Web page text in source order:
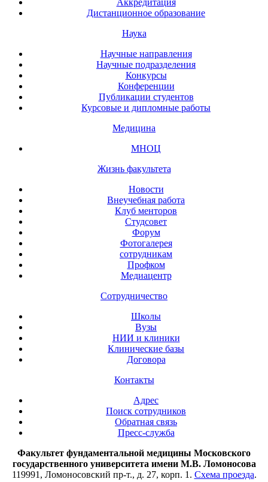
Аккредитация
Дистанционное образование
Наука
Научные направления
Научные подразделения
Конкурсы
Конференции
Публикации студентов
Курсовые и дипломные работы
Медицина
МНОЦ
Жизнь факультета
Новости
Внеучебная работа
Клуб менторов
Студсовет
Форум
Фотогалерея
сотрудникам
Профком
Медиацентр
Сотрудничество
Школы
Вузы
НИИ и клиники
Клинические базы
Договора
Контакты
Адрес
Поиск сотрудников
Обратная связь
Пресс-служба
Факультет фундаментальной медицины Московского
государственного университета имени М.В. Ломоносова
119991, Ломоносовский пр-т., д. 27, корп. 1. Схема проезда.